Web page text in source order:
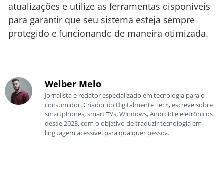
atualizações e utilize as ferramentas disponíveis
para garantir que seu sistema esteja sempre
protegido e funcionando de maneira otimizada.
Welber Melo
Jornalista e redator especializado em tecnologia para o
consumidor. Criador do Digitalmente Tech, escreve sobre
smartphones, smart TVs, Windows, Android e eletrônicos
desde 2023, com o objetivo de traduzir tecnologia em
linguagem acessível para qualquer pessoa.